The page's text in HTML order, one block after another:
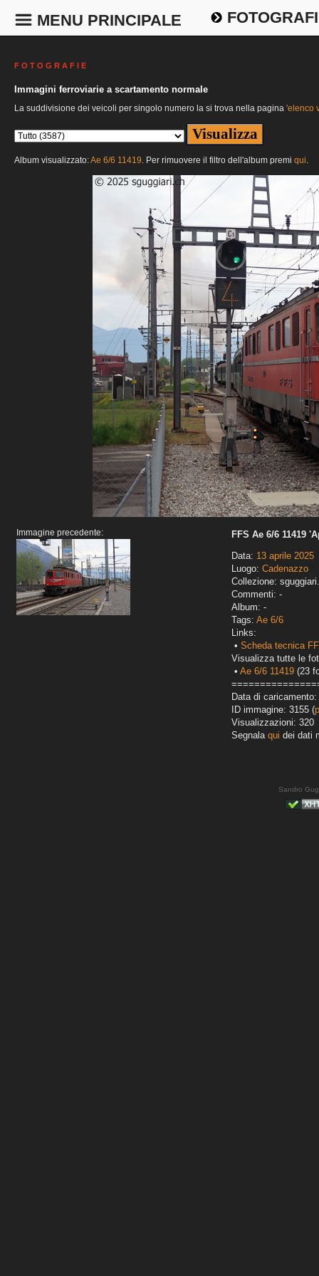
MENU PRINCIPALE
F O T O G R A F I E
Immagini ferroviarie a scartamento normale
La suddivisione dei veicoli per singolo numero la si trova nella pagina 'elenco
Album visualizzato:Ae 6/6 11419. Per rimuovere il filtro dell'album premi qui.
Immagine precedente:
FFS Ae 6/6 11419
Data: 13 aprile 2025
Luogo: Cadenazzo
Collezione:
Commenti: -
Album: -
Tags: Ae 6/6
Links:
• Scheda tecnica
Visualizza tutte le
• Ae 6/6 11419 (23
Data di
ID immagine: 3155 (
Visualizzazioni: 320
Segnala qui dei dati
Sandro